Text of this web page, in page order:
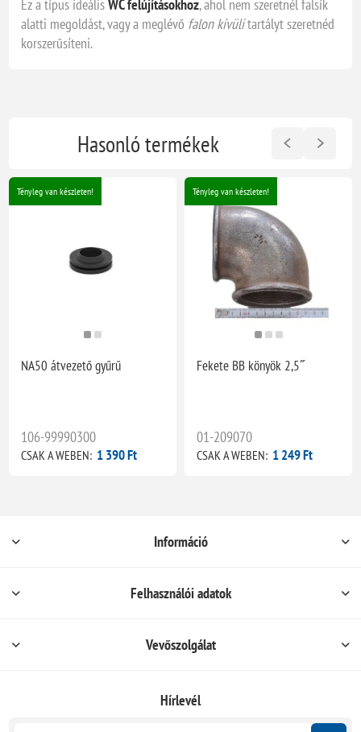
Ez a típus ideálisWC felújításokhoz, ahol nem szeretnél falsík
alatti megoldást, vagy a meglévő falon kívülitartályt szeretnéd
korszerűsíteni.
Hasonló termékek
Tényleg van készleten!
NA50 átvezető gyűrű
106-99990300
CSAK A WEBEN: 1 390 Ft
Tényleg van készleten!
Fekete BB könyök 2,5˝
01-209070
CSAK A WEBEN: 1 249 Ft
Információ
Felhasználói adatok
Vevőszolgálat
Hírlevél